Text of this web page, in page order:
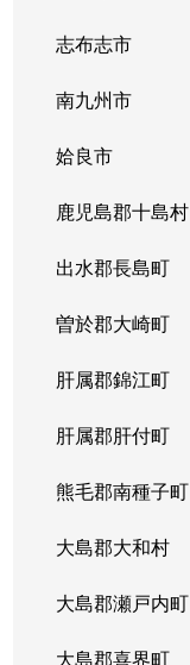
志布志市
南九州市
姶良市
鹿児島郡十島村
出水郡長島町
曽於郡大崎町
肝属郡錦江町
肝属郡肝付町
熊毛郡南種子町
大島郡大和村
大島郡瀬戸内町
大島郡喜界町